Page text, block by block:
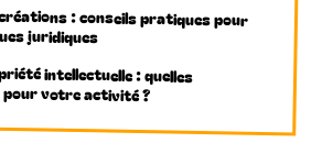
: conseils pratiques pour
juridiques
intellectuelle : quelles
pour votre activité ?